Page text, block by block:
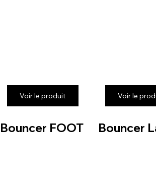
Voir le produit Voir le
Bouncer FOOT Bouncer